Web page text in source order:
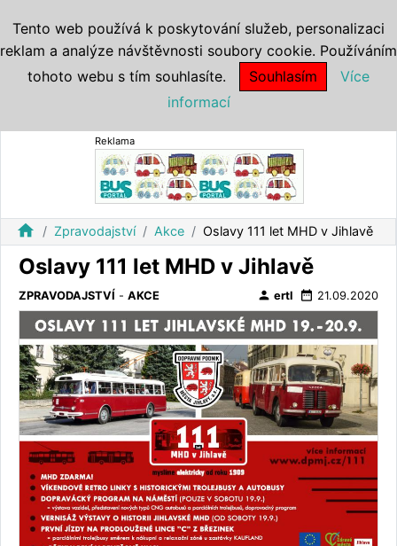
Reklama
home Zpravodajství Akce Oslavy 111 let MHD v Jihlavě
Oslavy 111 let MHD v Jihlavě
ZPRAVODAJSTVÍ - AKCE person ertl date_range 21.09.2020
Tento web používá k poskytování služeb, personalizaci
reklam a analýze návštěvnosti soubory cookie. Používáním
tohoto webu s tím souhlasíte.
Souhlasím
Více
informací